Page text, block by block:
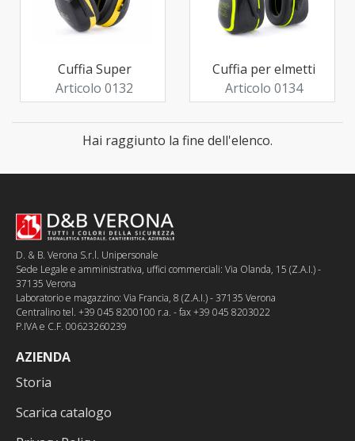
Cuffia Super
Articolo 0132
Cuffia per elmetti
Articolo 0134
Hai raggiunto la fine dell'elenco.
D. & B. Verona S.r.l. Unipersonale
Sede Legale e amministrativa, uffici commerciali: Via Olanda, 15 (Z.A.I.) -
37135 Verona
Laboratorio e magazzino: Via Francia, 8 (Z.A.I.) - 37135 Verona
Centralino tel. +39 045 8200100 r.a. - fax +39 045 8203022
P.IVA e C.F. 00623260239
AZIENDA
Storia
Scarica catalogo